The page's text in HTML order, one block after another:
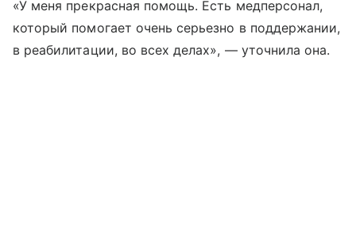
«У меня прекрасная помощь. Есть медперсонал,
который помогает очень серьезно в поддержании,
в реабилитации, во всех делах», — уточнила она.